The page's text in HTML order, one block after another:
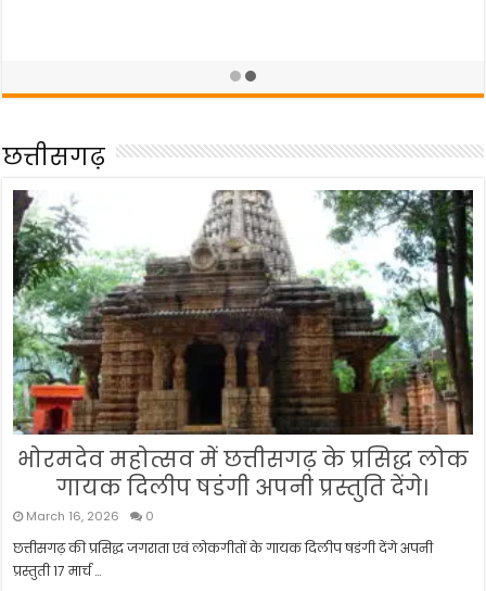
छत्तीसगढ़
भोरमदेव महोत्सव में छत्तीसगढ़ के प्रसिद्ध लोक
गायक दिलीप षडंगी अपनी प्रस्तुति देंगे।
March 16, 2026 0
छत्तीसगढ़ की प्रसिद्ध जगराता एवं लोकगीतों के गायक दिलीप षडंगी देंगे अपनी
प्रस्तुती 17 मार्च …